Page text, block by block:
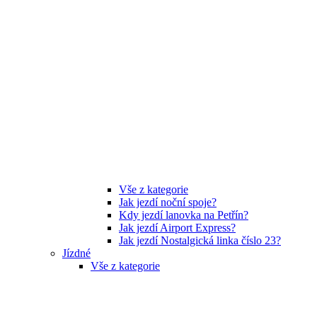
Vše z kategorie
Jak jezdí noční spoje?
Kdy jezdí lanovka na Petřín?
Jak jezdí Airport Express?
Jak jezdí Nostalgická linka číslo 23?
Jízdné
Vše z kategorie